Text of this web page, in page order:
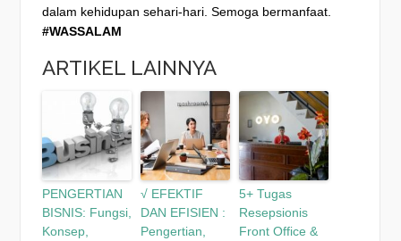
dalam kehidupan sehari-hari. Semoga bermanfaat.
#WASSALAM
ARTIKEL LAINNYA
PENGERTIAN
BISNIS: Fungsi,
Konsep,
√ EFEKTIF
DAN EFISIEN :
Pengertian,
5+ Tugas
Resepsionis
Front Office &